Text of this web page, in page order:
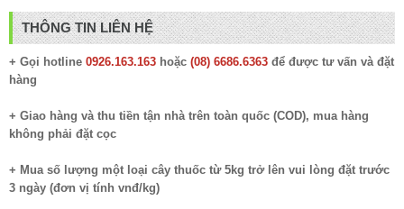
THÔNG TIN LIÊN HỆ
+ Gọi hotline 0926.163.163 hoặc (08) 6686.6363 để được tư vấn và đặt
hàng
+ Giao hàng và thu tiền tận nhà trên toàn quốc (COD), mua hàng
không phải đặt cọc
+ Mua số lượng một loại cây thuốc từ 5kg trở lên vui lòng đặt trước
3 ngày (đơn vị tính vnđ/kg)